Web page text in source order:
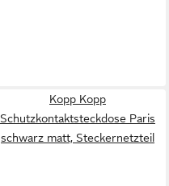
Kopp Kopp
Schutzkontaktsteckdose Paris
schwarz matt, Steckernetzteil